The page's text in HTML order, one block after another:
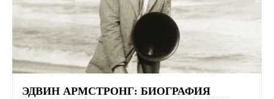
ЭДВИН АРМСТРОНГ: БИОГРАФИЯ